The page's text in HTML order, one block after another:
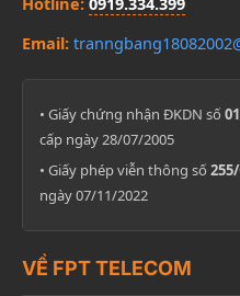
Email:
• Giấy chứng nhận ĐKDN số
cấp ngày 28/07/2005
• Giấy phép viễn thông số
ngày 07/11/2022
VỀ FPT TELECOM